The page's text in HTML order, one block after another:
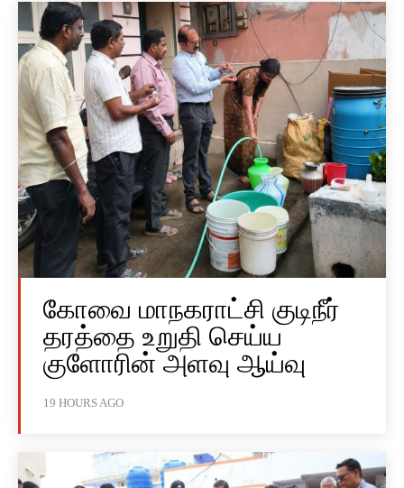
கோவை மாநகராட்சி குடிநீர்
தரத்தை உறுதி செய்ய
குளோரின் அளவு ஆய்வு
19 HOURS AGO